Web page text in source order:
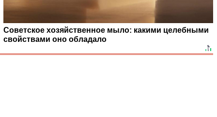
Советское хозяйственное мыло: какими целебными
свойствами оно обладало